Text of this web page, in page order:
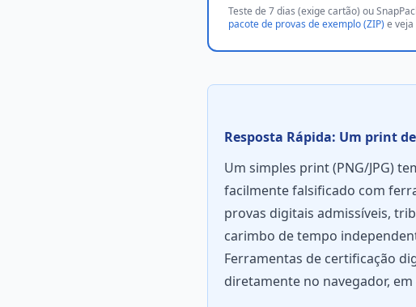
Teste de 7 dias (exige cartão) ou
pacote de provas de exemplo (ZIP) e
Resposta Rápida: Um print
Um simples print (PNG/JPG)
facilmente falsificado com
provas digitais admissíveis,
carimbo de tempo
Ferramentas de certificação
diretamente no navegador,